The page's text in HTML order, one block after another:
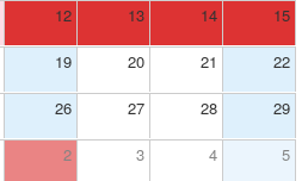
12 13 14 15
19 20 21 22
26 27 28 29
2 3 4 5